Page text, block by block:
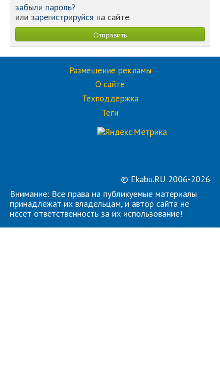
забыли пароль?
или зарегистрируйся на сайте
Размещение рекламы
О сайте
Техподдержка
Теги
© Ekabu.RU 2006-2026
Внимание: Все права на публикуемые материалы
принадлежат их владельцам, и автор сайта не
несет ответственность за их использование!